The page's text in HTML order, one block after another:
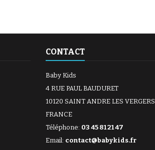
CONTACT
Baby Kids
4 RUE PAUL BAUDURET
10120 SAINT ANDRE LES VERGERS
FRANCE
Téléphone: 03 45 81 21 47
Email: contact@babykids.fr